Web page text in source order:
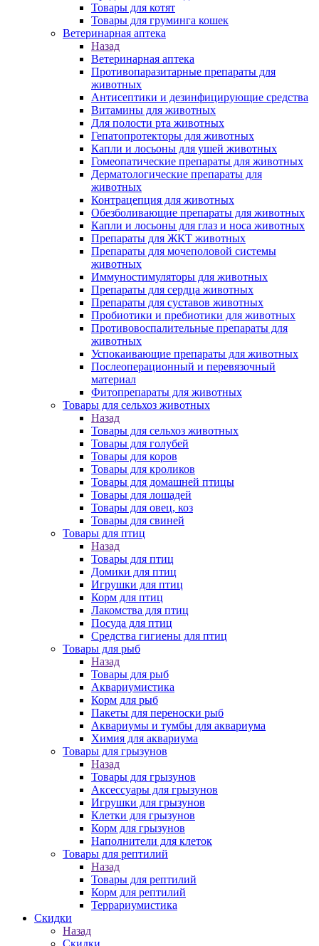
Товары для котят
Товары для груминга кошек
Ветеринарная аптека
Назад
Ветеринарная аптека
Противопаразитарные препараты для
животных
Антисептики и дезинфицирующие средства
Витамины для животных
Для полости рта животных
Гепатопротекторы для животных
Капли и лосьоны для ушей животных
Гомеопатические препараты для животных
Дерматологические препараты для
животных
Контрацепция для животных
Обезболивающие препараты для животных
Капли и лосьоны для глаз и носа животных
Препараты для ЖКТ животных
Препараты для мочеполовой системы
животных
Иммуностимуляторы для животных
Препараты для сердца животных
Препараты для суставов животных
Пробиотики и пребиотики для животных
Противовоспалительные препараты для
животных
Успокаивающие препараты для животных
Послеоперационный и перевязочный
материал
Фитопрепараты для животных
Товары для сельхоз животных
Назад
Товары для сельхоз животных
Товары для голубей
Товары для коров
Товары для кроликов
Товары для домашней птицы
Товары для лошадей
Товары для овец, коз
Товары для свиней
Товары для птиц
Назад
Товары для птиц
Домики для птиц
Игрушки для птиц
Корм для птиц
Лакомства для птиц
Посуда для птиц
Средства гигиены для птиц
Товары для рыб
Назад
Товары для рыб
Аквариумистика
Корм для рыб
Пакеты для переноски рыб
Аквариумы и тумбы для аквариума
Химия для аквариума
Товары для грызунов
Назад
Товары для грызунов
Аксессуары для грызунов
Игрушки для грызунов
Клетки для грызунов
Корм для грызунов
Наполнители для клеток
Товары для рептилий
Назад
Товары для рептилий
Корм для рептилий
Террариумистика
Скидки
Назад
Скидки